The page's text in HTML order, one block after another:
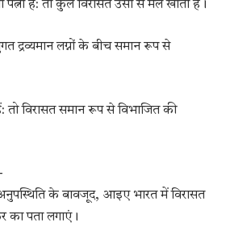
है: तो कुल विरासत उसी से मेल खाती है।
द्रव्यमान लग्नों के बीच समान रूप से
तो विरासत समान रूप से विभाजित की
अनुपस्थिति के बावजूद, आइए भारत में विरासत
पता लगाएं।